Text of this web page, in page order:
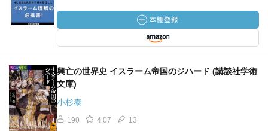
興亡の世界史 イスラーム帝国のジハード (講談社学術
文庫)
小杉泰
190 4.07 13